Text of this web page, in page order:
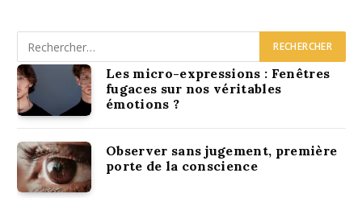
Les micro-expressions : Fenêtres
fugaces sur nos véritables
émotions ?
Observer sans jugement, première
porte de la conscience